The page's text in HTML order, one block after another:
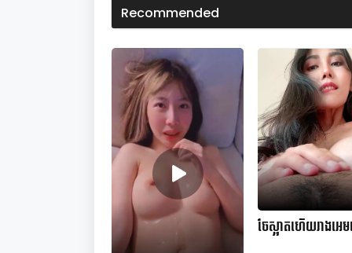
V
u
m
%
Recommended
ចែស្អាតហើយរាងអេ